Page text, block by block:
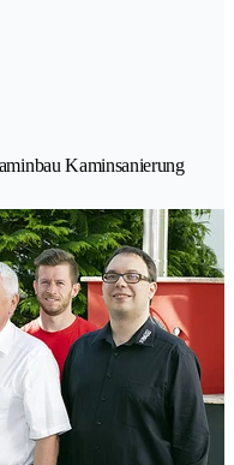
Kaminsanierung